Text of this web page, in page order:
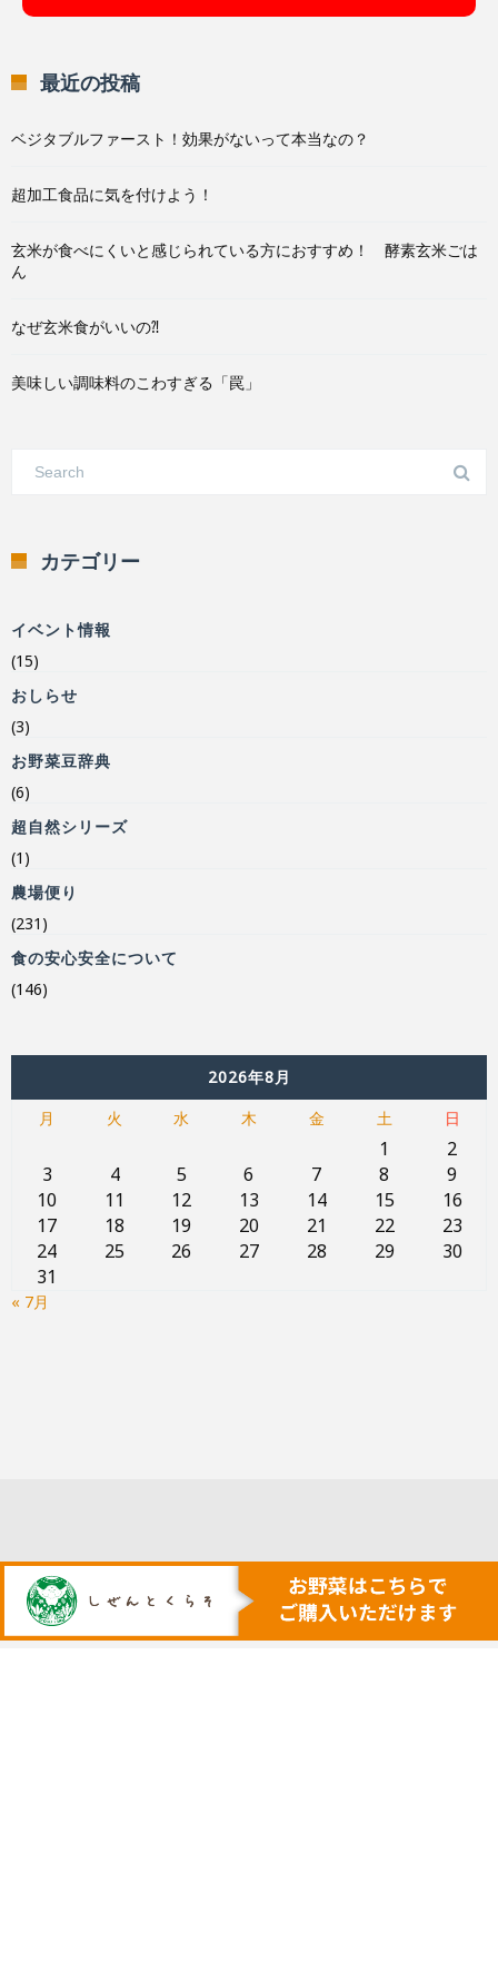
最近の投稿
ベジタブルファースト！効果がないって本当なの？
超加工食品に気を付けよう！
玄米が食べにくいと感じられている方におすすめ！ 酵素玄米ごは
ん
なぜ玄米食がいいの⁈
美味しい調味料のこわすぎる「罠」
カテゴリー
イベント情報
(15)
おしらせ
(3)
お野菜豆辞典
(6)
超自然シリーズ
(1)
農場便り
(231)
食の安心安全について
(146)
2026年8月
月
火 水 木 金 土 日
1
2
3
4 5 6 7 8
9
10
11 12 13 14 15
16
17
18 19 20 21 22
23
24
25 26 27 28 29
30
31
« 7月